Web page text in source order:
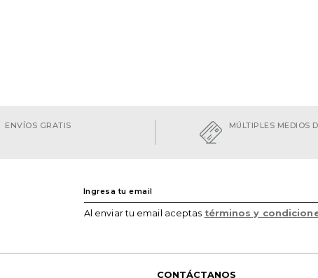
ENVÍOS GRATIS MÚLTIPLES MEDIOS
Al enviar tu email aceptas términos y
CONTÁCTANOS